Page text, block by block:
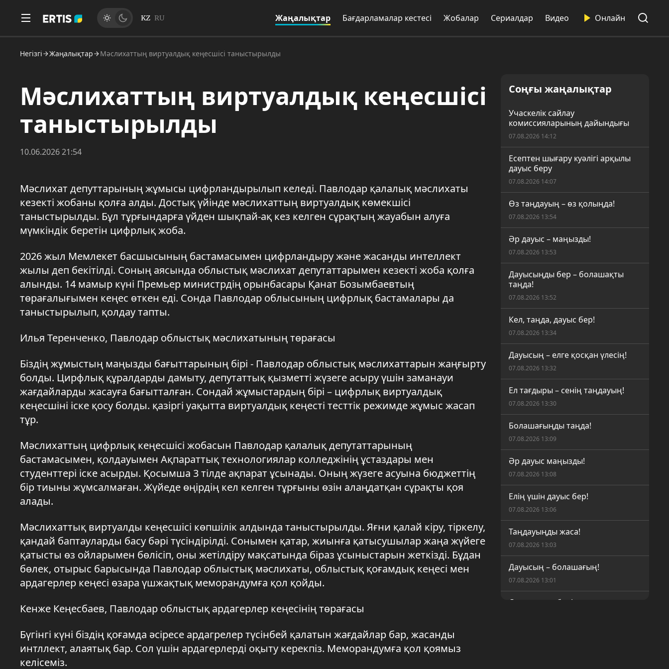
KZ RU Жаңалықтар Бағдарламалар кестесі Жобалар Сериалдар Видео Онлайн
Негізгі Жаңалықтар Мәслихаттың виртуалдық кеңесшісі таныстырылды
Мәслихаттың виртуалдық кеңесшісі
таныстырылды
10.06.2026 21:54
Мәслихат депуттарының жұмысы цифрландырылып келеді. Павлодар қалалық мәслихаты
кезекті жобаны қолға алды. Достық үйінде мәслихаттың виртуалдық көмекшісі
таныстырылды. Бұл тұрғындарға үйден шықпай-ақ кез келген сұрақтың жауабын алуға
мүмкіндік беретін цифрлық жоба.
2026 жыл Мемлекет басшысының бастамасымен цифрландыру және жасанды интеллект
жылы деп бекітілді. Соның аясында облыстық мәслихат депутаттарымен кезекті жоба қолға
алынды. 14 мамыр күні Премьер министрдің орынбасары Қанат Бозымбаевтың
төрағалығымен кеңес өткен еді. Сонда Павлодар облысының цифрлық бастамалары да
таныстырылып, қолдау тапты.
Илья Теренченко, Павлодар облыстық мәслихатының төрағасы
Біздің жұмыстың маңызды бағыттарының бірі - Павлодар облыстық мәслихаттарын жаңғырту
болды. Цирфлық құралдарды дамыту, депутаттық қызметті жүзеге асыру үшін заманауи
жағдайларды жасауға бағытталған. Сондай жұмыстардың бірі – цифрлық виртуалдық
кеңесшіні іске қосу болды. қазіргі уақытта виртуалдық кеңесті тесттік режимде жұмыс жасап
тұр.
Мәслихаттың цифрлық кеңесшісі жобасын Павлодар қалалық депутаттарының
бастамасымен, қолдауымен Ақпараттық технологиялар колледжінің ұстаздары мен
студенттері іске асырды. Қосымша 3 тілде ақпарат ұсынады. Оның жүзеге асуына бюджеттің
бір тиыны жұмсалмаған. Жүйеде өңірдің кел келген тұрғыны өзін алаңдатқан сұрақты қоя
алады.
Мәслихаттық виртуалды кеңесшісі көпшілік алдында таныстырылды. Яғни қалай кіру, тіркелу,
қандай баптауларды басу бәрі түсіндірілді. Сонымен қатар, жиынға қатысушылар жаңа жүйеге
қатысты өз ойларымен бөлісіп, оны жетілдіру мақсатында біраз ұсыныстарын жеткізді. Бұдан
бөлек, отырыс барысында Павлодар облыстық мәслихаты, облыстық қоғамдық кеңесі мен
ардагерлер кеңесі өзара үшжақтық меморандумға қол қойды.
Кенже Кеңесбаев, Павлодар облыстық ардагерлер кеңесінің төрағасы
Бүгінгі күні біздің қоғамда әсіресе ардагрелер түсінбей қалатын жағдайлар бар, жасанды
интллект, алаятық бар. Сол үшін ардагерлерді оқыту керекпіз. Меморандумға қол қоямыз
келісеміз.
Соңғы жаңалықтар
Учаскелік сайлау
комиссияларының дайындығы
07.08.2026 14:12
Есептен шығару куәлігі арқылы
дауыс беру
07.08.2026 14:07
Өз таңдауың – өз қолыңда!
07.08.2026 13:54
Әр дауыс – маңызды!
07.08.2026 13:53
Дауысыңды бер – болашақты
таңда!
07.08.2026 13:52
Кел, таңда, дауыс бер!
07.08.2026 13:34
Дауысың – елге қосқан үлесің!
07.08.2026 13:32
Ел тағдыры – сенің таңдауың!
07.08.2026 13:30
Болашағыңды таңда!
07.08.2026 13:09
Әр дауыс маңызды!
07.08.2026 13:08
Елің үшін дауыс бер!
07.08.2026 13:06
Таңдауыңды жаса!
07.08.2026 13:03
Дауысың – болашағың!
07.08.2026 13:01
Дауысыңды бер!